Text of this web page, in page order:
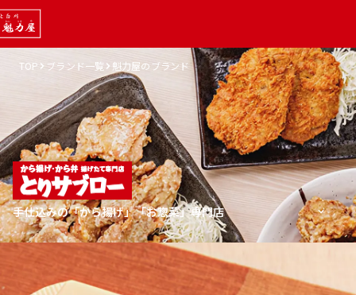
TOP ブランド一覧 魁力屋のブランド
手仕込みの「から揚げ」「お惣菜」専門店